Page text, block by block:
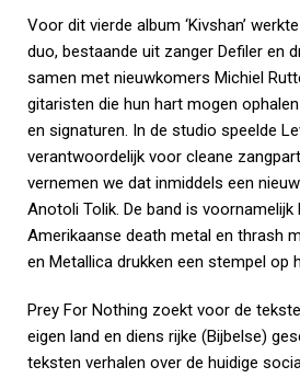
Voor dit vierde album ‘Kivshan’
duo, bestaande uit zanger Defiler en
samen met nieuwkomers Michiel
gitaristen die hun hart mogen
en signaturen. In de studio speelde
verantwoordelijk voor cleane
vernemen we dat inmiddels een
Anotoli Tolik. De band is
Amerikaanse death metal en thrash
en Metallica drukken een stempel op
Prey For Nothing zoekt voor de
eigen land en diens rijke (Bijbelse)
teksten verhalen over de huidige